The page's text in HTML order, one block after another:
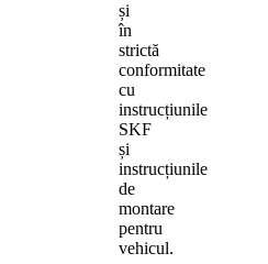
și
în
strictă
conformitate
cu
instrucțiunile
SKF
și
instrucțiunile
de
montare
pentru
vehicul.